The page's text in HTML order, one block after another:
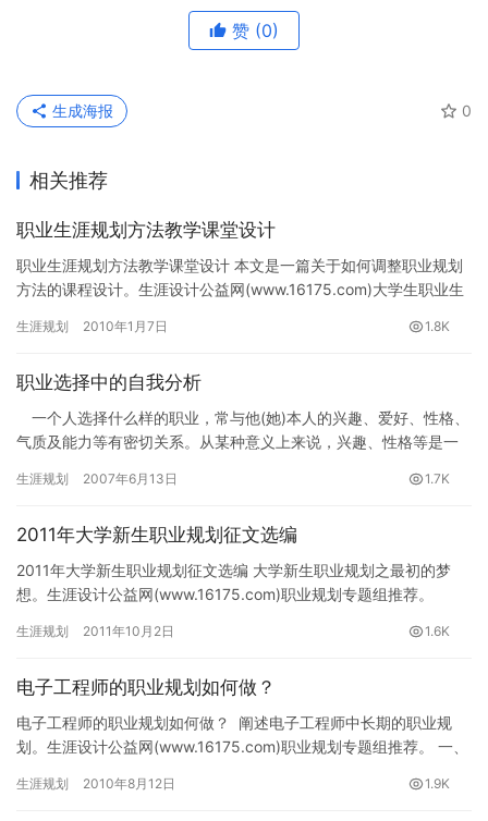
赞 (0)
0
生成海报
相关推荐
职业生涯规划方法教学课堂设计
职业生涯规划方法教学课堂设计 本文是一篇关于如何调整职业规划
方法的课程设计。生涯设计公益网(www.16175.com)大学生职业生
生涯规划 2010年1月7日 1.8K
职业选择中的自我分析
一个人选择什么样的职业，常与他(她)本人的兴趣、爱好、性格、
气质及能力等有密切关系。从某种意义上来说，兴趣、性格等是一
中，…
生涯规划 2007年6月13日 1.7K
2011年大学新生职业规划征文选编
2011年大学新生职业规划征文选编 大学新生职业规划之最初的梦
想。生涯设计公益网(www.16175.com)职业规划专题组推荐。
生涯规划 2011年10月2日 1.6K
电子工程师的职业规划如何做？
电子工程师的职业规划如何做？ 阐述电子工程师中长期的职业规
划。生涯设计公益网(www.16175.com)职业规划专题组推荐。 一、
生涯规划 2010年8月12日 1.9K